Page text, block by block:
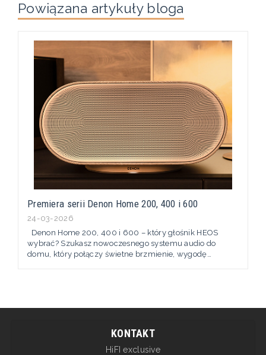
Powiązana artykuły bloga
Premiera serii Denon Home 200, 400 i 600
24-03-2026
Denon Home 200, 400 i 600 – który głośnik HEOS
wybrać? Szukasz nowoczesnego systemu audio do
domu, który połączy świetne brzmienie, wygodę
– aby pomóc dobrać idealne...
KONTAKT
HiFI exclusive